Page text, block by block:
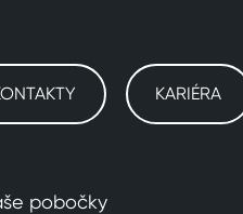
KARIÉRA
pobočky